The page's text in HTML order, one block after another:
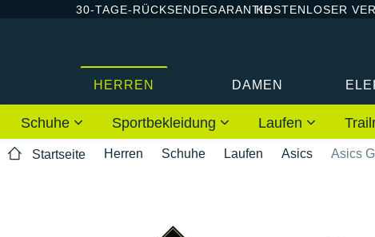
30-TAGE-RÜCKSENDEGARANTIEKOSTENLOSER
HERREN DAMEN
Schuhe Sportbekleidung Laufen
Startseite Herren Schuhe Laufen Asics Asics